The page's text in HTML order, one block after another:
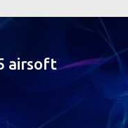
airsoft